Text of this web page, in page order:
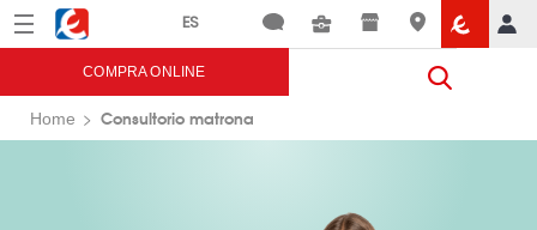
Menú Eroski
COMPRA ONLINE
Home Consultorio matrona